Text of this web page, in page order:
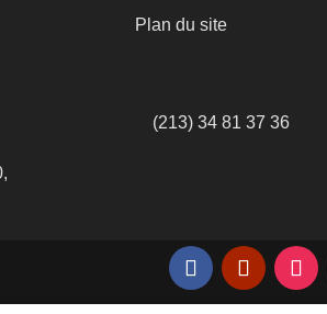
Plan du site
(213) 34 81 37 36